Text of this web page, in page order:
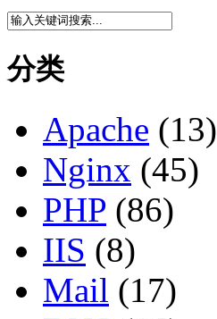
分类
Apache (13)
Nginx (45)
PHP (86)
IIS (8)
Mail (17)